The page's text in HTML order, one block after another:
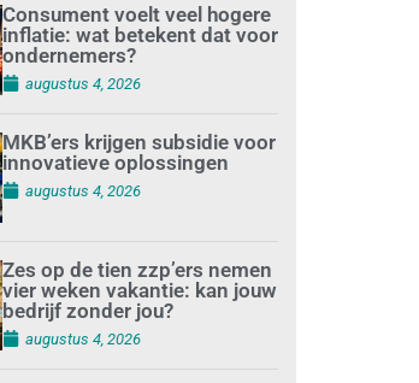
Consument voelt veel hogere
inflatie: wat betekent dat voor
ondernemers?
augustus 4, 2026
MKB’ers krijgen subsidie voor
innovatieve oplossingen
augustus 4, 2026
Zes op de tien zzp’ers nemen
vier weken vakantie: kan jouw
bedrijf zonder jou?
augustus 4, 2026